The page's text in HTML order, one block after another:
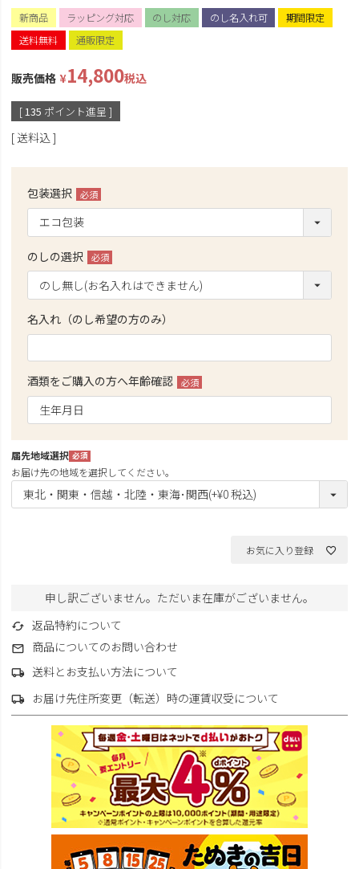
新商品 ラッピング対応 のし対応 のし名入れ可
期間限定
送料無料
通販限定
販売価格 ¥14,800税込
[135 ポイント進呈 ]
送料込
包装選択
(必
須)
のしの選択
(必
須)
名入れ（のし希望の方のみ）
酒類をご購入の方へ年齢確認
(必
届先地域選択
(必
須)
お届け先の地域を選択してください。
お気に入り登録
申し訳ございません。ただいま在庫がございません。
返品特約について
商品についてのお問い合わせ
送料とお支払い方法について
お届け先住所変更（転送）時の運賃収受について